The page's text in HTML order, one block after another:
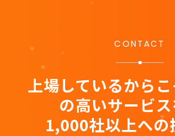
CONTACT
上場しているから
の高いサービ
1,000社以上への